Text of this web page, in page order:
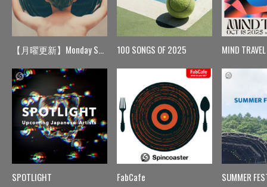
【月曜更新】Monday Spin
SPOTLIGHT
100 SONGS OF 2025
FabCafe
MIND TRAVEL
SUMMER